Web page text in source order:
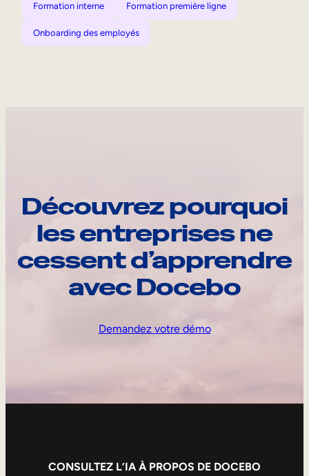
Formation interne Formation première ligne
Onboarding des employés
Découvrez pourquoi
les entreprises ne
cessent d’apprendre
avec Docebo
Demandez votre démo
CONSULTEZ L’IA À PROPOS DE DOCEBO